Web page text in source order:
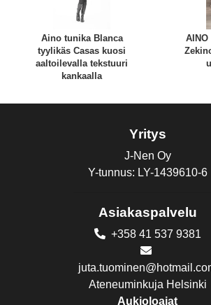
Aino tunika Blanca
tyylikäs Casas kuosi
aaltoilevalla tekstuuri
kankaalla
Yritys
J-Nen Oy
Y-tunnus: LY-1439610-6
Asiakaspalvelu
+358 41 537 9381
Ateneuminkuja Helsinki
Aukioloajat